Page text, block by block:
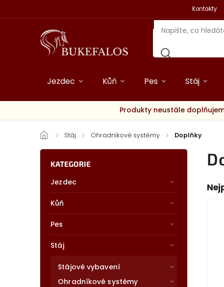
Kontakty
Jezdec Kůň Pes Stáj
Produkty neustále
/ Stáj / Ohradníkové systémy / Doplňky
KATEGORIE
Jezdec
Kůň
Pes
Stáj
Stájové vybavení
Ohradníkové systémy